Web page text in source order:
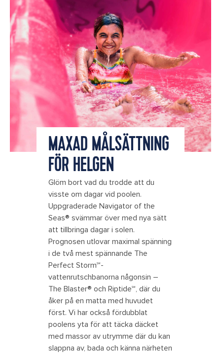
MAXAD MÅLSÄTTNING
FÖR HELGEN
Glöm bort vad du trodde att du
visste om dagar vid poolen.
Uppgraderade Navigator of the
Seas® svämmar över med nya sätt
att tillbringa dagar i solen.
Prognosen utlovar maximal spänning
i de två mest spännande The
Perfect Storm℠-
vattenrutschbanorna någonsin –
The Blaster® och Riptide℠, där du
åker på en matta med huvudet
först. Vi har också fördubblat
poolens yta för att täcka däcket
med massor av utrymme där du kan
slappna av, bada och känna närheten